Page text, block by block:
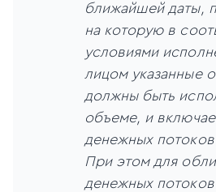
ближайшей даты,
на которую в
условиями
лицом указанные
должны быть
объеме, и
денежных
При этом для
денежных потоков